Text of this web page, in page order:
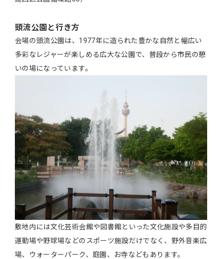
頭流公園と行き方
会場の頭流公園は、1977年に造られた豊かな自然と幅広い
多彩なレジャーが楽しめる広大な公園で、普段から市民の憩
いの場になっています。
敷地内には文化芸術会館や図書館といった文化施設や多目的
運動場や野球場などのスポーツ施設だけでなく、野外音楽広
場、ウォーターパーク、庭園、お寺などもあります。